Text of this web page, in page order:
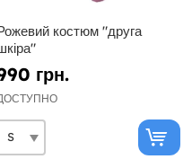
костюм "друга
грн.